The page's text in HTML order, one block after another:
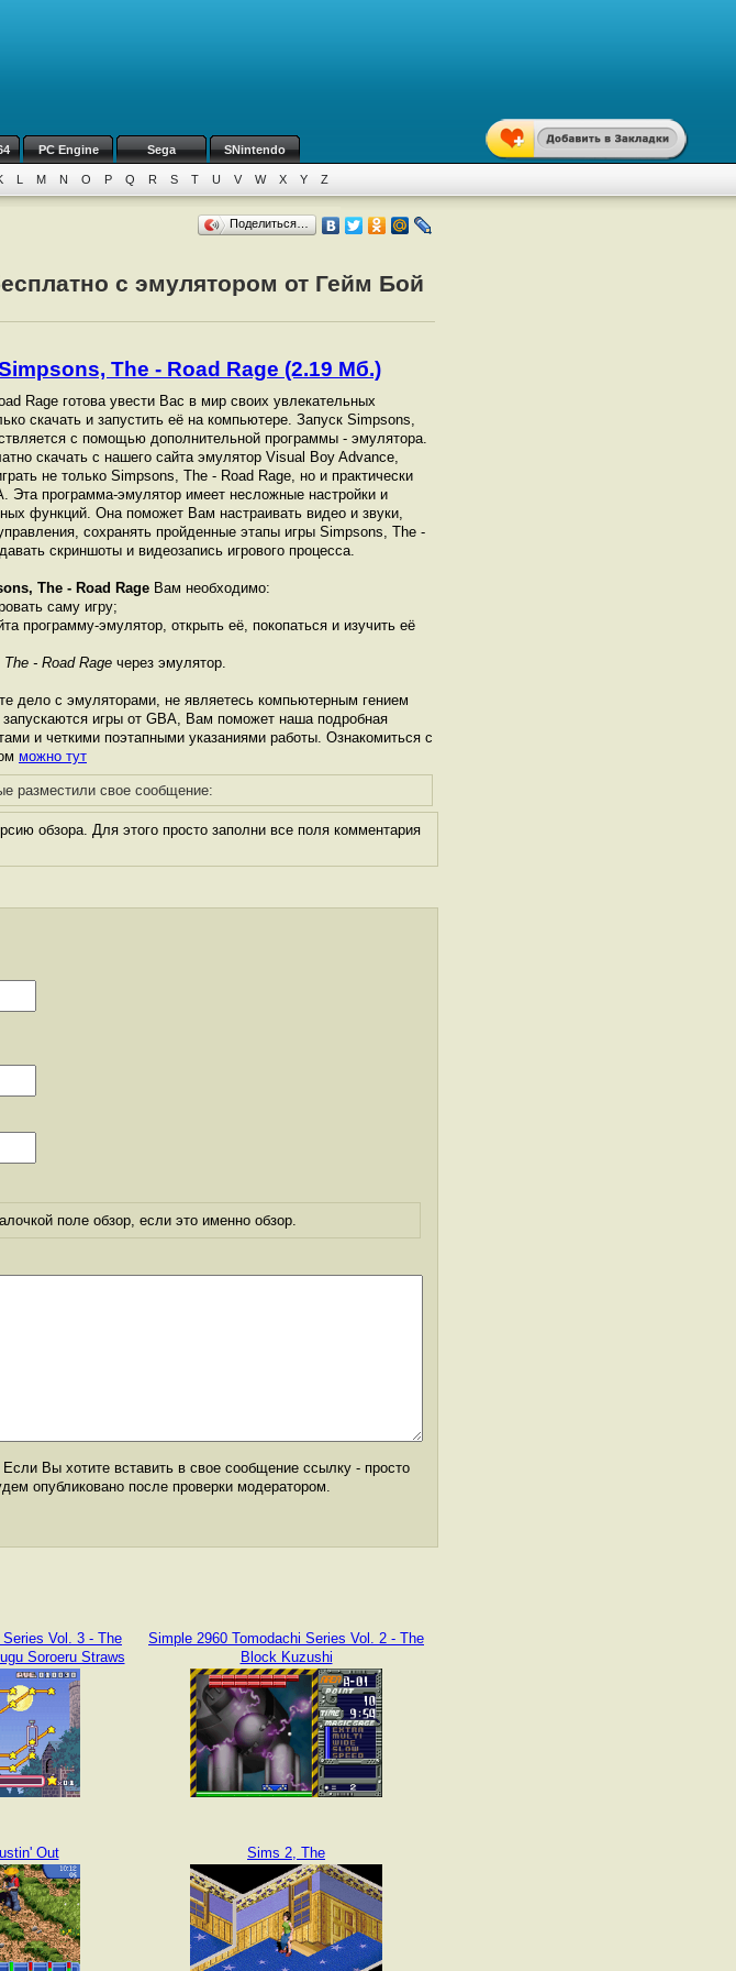
PC Engine Sega SNintendo
L M N O P Q R S T U V W X Y Z
Поделиться…
с эмулятором от Гейм Бой
The - Road Rage (2.19 Мб.)
Rage готова увести Вас в мир своих увлекательных
скачать и запустить её на компьютере. Запуск Simpsons,
с помощью дополнительной программы - эмулятора.
скачать с нашего сайта эмулятор Visual Boy Advance,
не только Simpsons, The - Road Rage, но и практически
Эта программа-эмулятор имеет несложные настройки и
функций. Она поможет Вам настраивать видео и звуки,
сохранять пройденные этапы игры Simpsons, The -
скриншоты и видеозапись игрового процесса.
The - Road Rage Вам необходимо:
саму игру;
программу-эмулятор, открыть её, покопаться и изучить её
- Road Rage через эмулятор.
дело с эмуляторами, не являетесь компьютерным гением
запускаются игры от GBА, Вам поможет наша подробная
и четкими поэтапными указаниями работы. Ознакомиться с
можно тут
разместили свое сообщение:
обзора. Для этого просто заполни все поля комментария
поле обзор, если это именно обзор.
Вы хотите вставить в свое сообщение ссылку - просто
опубликовано после проверки модератором.
Vol. 3 - The
Soroeru Straws
Simple 2960 Tomodachi Series Vol. 2 - The
Block Kuzushi
Out Sims 2, The